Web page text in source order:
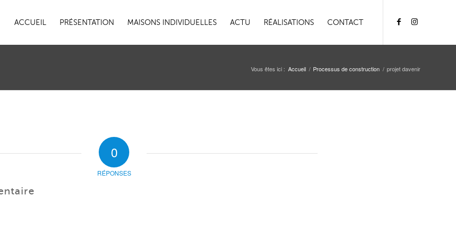
ACCUEIL PRÉSENTATION MAISONS INDIVIDUELLES ACTU RÉALISATIONS CONTACT
Vous êtes ici : Accueil / Processus de construction / projet davenir
0
RÉPONSES